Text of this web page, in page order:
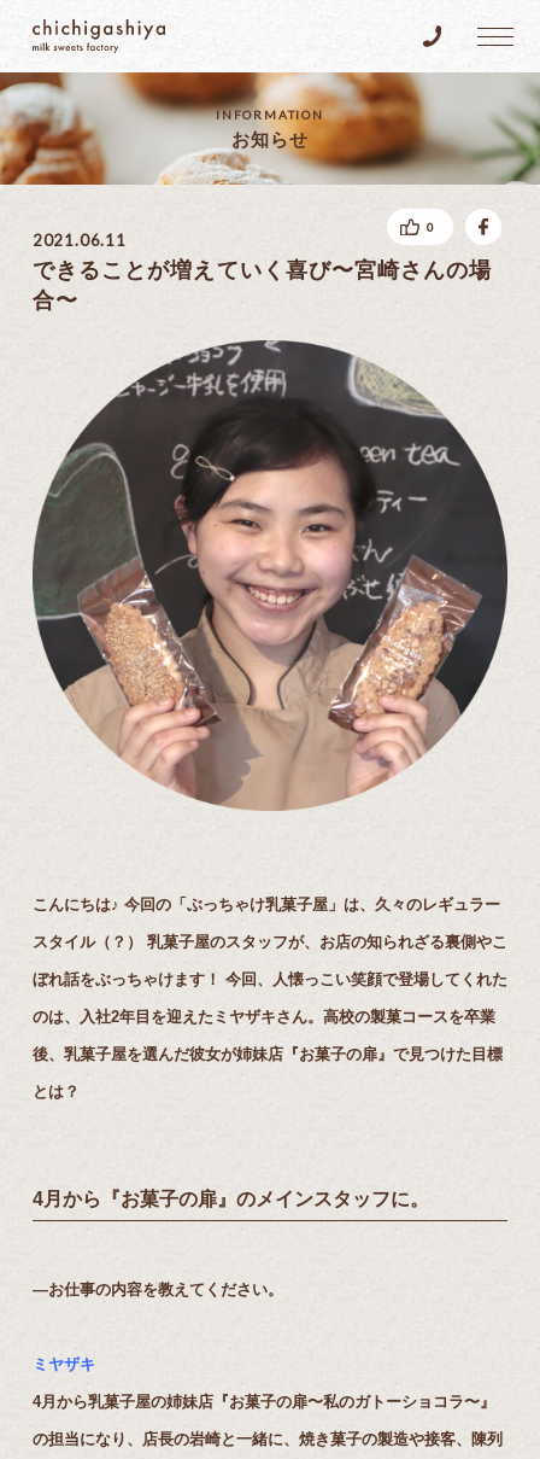
乳菓子屋 Tel.096-
INFORMATION
お知らせ
2021.06.11
できることが増えていく喜び〜宮崎さんの場
合〜
こんにちは♪ 今回の「ぶっちゃけ乳菓子屋」は、久々のレギュラー
スタイル（？） 乳菓子屋のスタッフが、お店の知られざる裏側やこ
ぼれ話をぶっちゃけます！ 今回、人懐っこい笑顔で登場してくれた
のは、入社2年目を迎えたミヤザキさん。高校の製菓コースを卒業
後、乳菓子屋を選んだ彼女が姉妹店『お菓子の扉』で見つけた目標
とは？
4月から『お菓子の扉』のメインスタッフに。
―お仕事の内容を教えてください。
ミヤザキ
4月から乳菓子屋の姉妹店『お菓子の扉〜私のガトーショコラ〜』
の担当になり、店長の岩崎と一緒に、焼き菓子の製造や接客、陳列
0